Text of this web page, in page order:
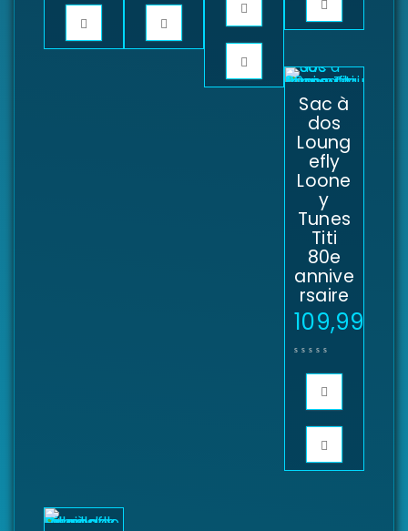
Sac à
dos
Loung
efly
Loone
y
Tunes
Titi
80e
annive
rsaire
109,99